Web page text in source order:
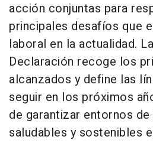
acción conjuntas para
principales desafíos que
laboral en la actualidad.
Declaración recoge los
alcanzados y define las
seguir en los próximos
de garantizar entornos
saludables y sostenibles